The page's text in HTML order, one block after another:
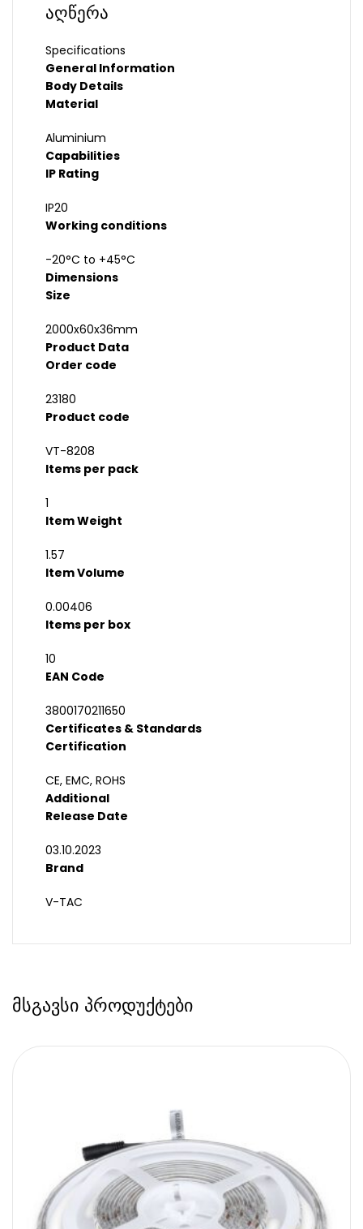
აღწერა
Specifications
General Information
Body Details
Material
Aluminium
Capabilities
IP Rating
IP20
Working conditions
-20°C to +45°C
Dimensions
Size
2000x60x36mm
Product Data
Order code
23180
Product code
VT-8208
Items per pack
1
Item Weight
1.57
Item Volume
0.00406
Items per box
10
EAN Code
3800170211650
Certificates & Standards
Certification
CE, EMC, ROHS
Additional
Release Date
03.10.2023
Brand
V-TAC
მსგავსი პროდუქტები